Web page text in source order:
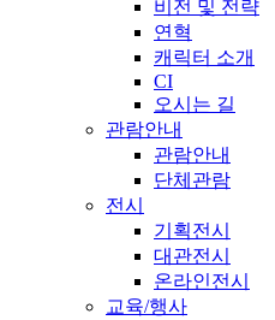
비전 및 전략
연혁
캐릭터 소개
CI
오시는 길
관람안내
관람안내
단체관람
전시
기획전시
대관전시
온라인전시
교육/행사